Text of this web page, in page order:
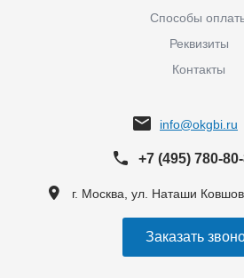
Способы
Реквизиты
Контакты
info@okgbi.ru
+7 (495) 780-
г. Москва, ул. Наташи
Заказать